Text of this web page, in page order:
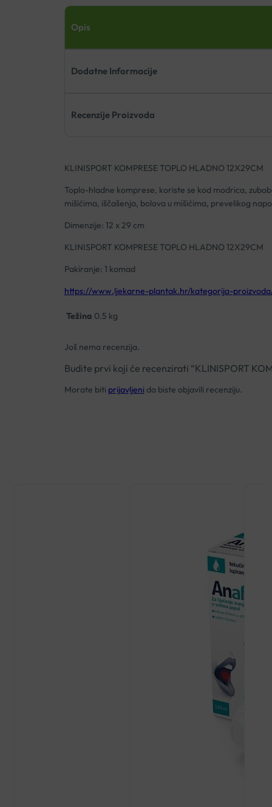
Opis
Dodatne Informacije
Recenzije Proizvoda
KLINISPORT KOMPRESE TOPLO HLADNO 12X29CM
Toplo-hladne komprese, koriste se kod modrica,
mišićima, iščašenja, bolova u mišićima, prevelikog
Dimenzije: 12 x 29 cm
KLINISPORT KOMPRESE TOPLO HLADNO 12X29CM
Pakiranje: 1 komad
https://www.ljekarne-plantak.hr/kategorija-
Težina 0.5 kg
Još nema recenzija.
Budite prvi koji će recenzirati “KLINISPORT
Morate biti prijavljeni da biste objavili recenziju.